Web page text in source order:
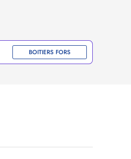
BOITIERS FORS